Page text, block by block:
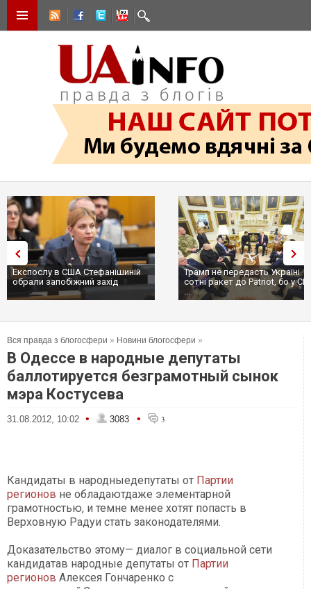
Експослу в США Стефанішиній
обрали запобіжний захід
Трамп не передасть Україні
сотні ракет до Patriot, бо у
...
Вся правда з блогосфери » Новини блогосфери »
В Одессе в народные депутаты
баллотируется безграмотный сынок
мэра Костусева
31.08.2012, 10:02 • 3083 • 3
Кандидаты в народныедепутаты от Партии
регионов не обладаютдаже элементарной
грамотностью, и темне менее хотят попасть в
Верховную Радуи стать законодателями.
Доказательство этому— диалог в социальной сети
кандидатав народные депутаты от Партии
регионов Алексея Гончаренко с